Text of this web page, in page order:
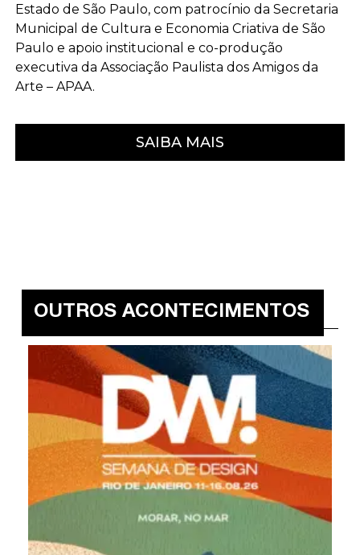
Estado de São Paulo, com patrocínio da Secretaria
Municipal de Cultura e Economia Criativa de São
Paulo e apoio institucional e co-produção
executiva da Associação Paulista dos Amigos da
Arte – APAA.
SAIBA MAIS
OUTROS ACONTECIMENTOS